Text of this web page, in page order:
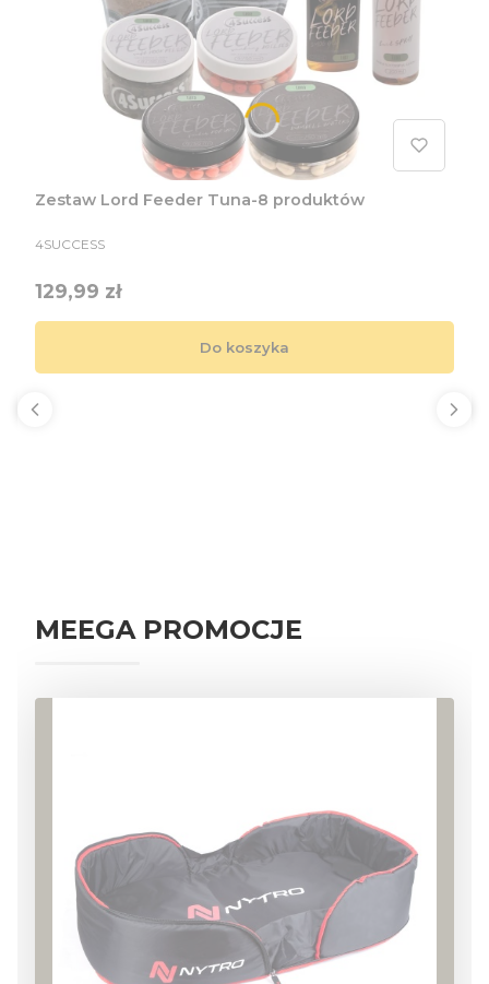
Zestaw Lord Feeder Tuna-8 produktów
PRODUCENT
4SUCCESS
Cena
129,99 zł
Do koszyka
MEEGA PROMOCJE